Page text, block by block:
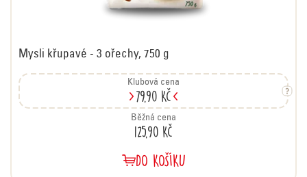
Mysli křupavé - 3 ořechy, 750 g
Klubová cena
79,90 Kč
Běžná cena
125,90 Kč
DO KOŠÍKU